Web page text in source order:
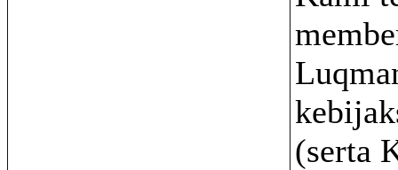
(serta